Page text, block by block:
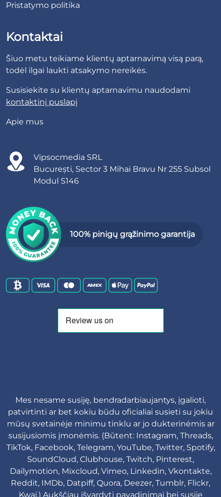
Pristatymo politika
Kontaktai
Šiuo metu teikiame klientų aptarnavimą visą parą,
todėl ilgai laukti atsakymo nereikės.
Susisiekite su klientų aptarnavimu naudodami
kontaktinį puslapį
Apie mus
Vipsocmedia SRL
București, Sector 3 Mihai Bravu Nr 255 Subsol
Modul S146
100% pinigų grąžinimo garantija
Mes nesame susiję, bendradarbiaujantys, įgalioti,
patvirtinti ar bet kokiu būdu oficialiai susieti su jokiu
mūsų svetainėje minimu tinklu ar jo dukterinėmis ar
susijusiomis įmonėmis. (Būtent: Instagram, Threads,
TikTok, Facebook, Telegram, YouTube, Twitter, Spotify,
SoundCloud, Clubhouse, Twitch, Pinterest,
Dailymotion, Mixcloud, Vimeo, Linkedin, Vkontakte,
Reddit, IMDb, Datpiff, Quora, Deezer, Tumblr, Flickr,
Kwai.) Aukščiau išvardyti pavadinimai bei susiję